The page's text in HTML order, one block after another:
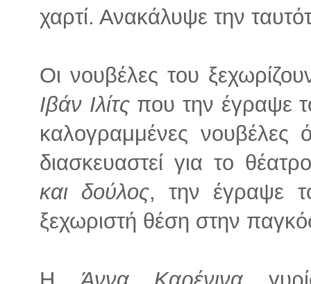
χαρτί. Ανακάλυψε την
Οι νουβέλες του
Ιβάν Ιλίτςπου την έγραψε
καλογραμμένες
διασκευαστεί για το
και δούλος, την έγραψε
ξεχωριστή θέση στην
Η Άννα Καρένινα